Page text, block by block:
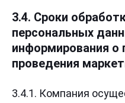
3.4. Сроки
персональных
информирования о
проведения
3.4.1. Компания